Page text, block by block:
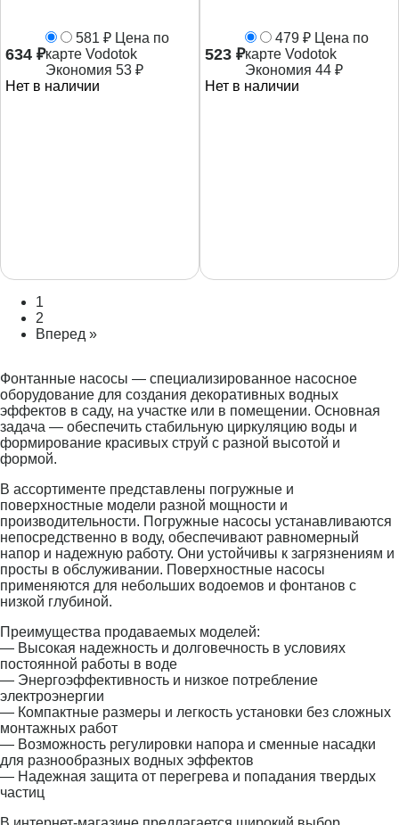
634 ₽
581 ₽ Цена по
карте Vodotok
Экономия 53 ₽
Нет в наличии
523 ₽
479 ₽ Цена по
карте Vodotok
Экономия 44 ₽
Нет в наличии
1
2
Вперед »
Фонтанные насосы — специализированное насосное
оборудование для создания декоративных водных
эффектов в саду, на участке или в помещении. Основная
задача — обеспечить стабильную циркуляцию воды и
формирование красивых струй с разной высотой и
формой.
В ассортименте представлены погружные и
поверхностные модели разной мощности и
производительности. Погружные насосы устанавливаются
непосредственно в воду, обеспечивают равномерный
напор и надежную работу. Они устойчивы к загрязнениям и
просты в обслуживании. Поверхностные насосы
применяются для небольших водоемов и фонтанов с
низкой глубиной.
Преимущества продаваемых моделей:
— Высокая надежность и долговечность в условиях
постоянной работы в воде
— Энергоэффективность и низкое потребление
электроэнергии
— Компактные размеры и легкость установки без сложных
монтажных работ
— Возможность регулировки напора и сменные насадки
для разнообразных водных эффектов
— Надежная защита от перегрева и попадания твердых
частиц